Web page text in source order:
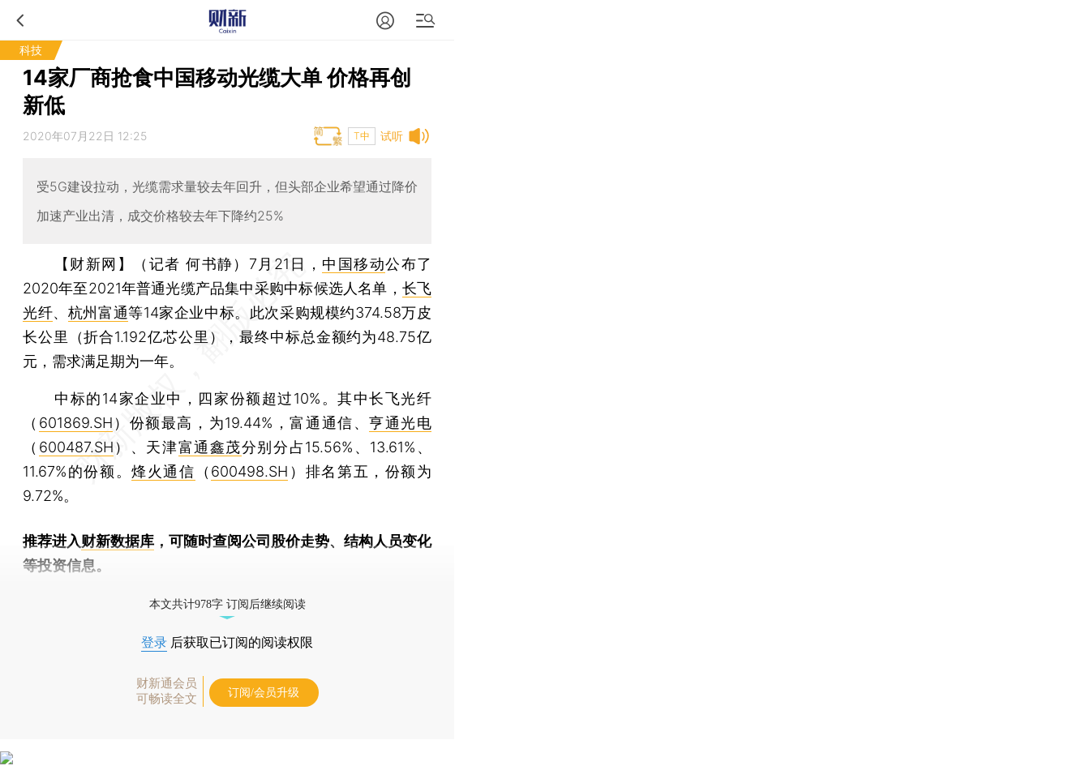
科技
14家厂商抢食中国移动光缆大单 价格再创
新低
试听
2020年07月22日 12:25 T中
受5G建设拉动，光缆需求量较去年回升，但头部企业希望通过降价
加速产业出清，成交价格较去年下降约25%
【财新网】（记者 何书静） 7月21日， 中国移动公布了
2020年至2021年普通光缆产品集中采购中标候选人名单， 长飞
光纤、 杭州富通等14家企业中标。此次采购规模约374.58万皮
长公里（折合1.192亿芯公里），最终中标总金额约为48.75亿
元，需求满足期为一年。
中标的14家企业中，四家份额超过10%。其中长飞光纤
（ 601869.SH ）份额最高，为19.44%，富通通信、亨通光电
（ 600487.SH）、天津富通鑫茂分别分占15.56%、13.61%、
11.67%的份额。烽火通信 （ 600498.SH ）排名第五，份额为
9.72%。
推荐进入财新数据库 ，可随时查阅公司股价走势、结构人员变化
等投资信息。
本文共计978字 订阅后继续阅读
登录 后获取已订阅的阅读权限
财新通会员
可畅读全文
订阅/会员升级